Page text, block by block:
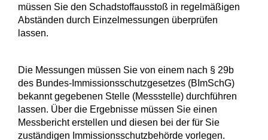
müssen Sie den Schadstoffausstoß in regelmäßigen
Abständen durch Einzelmessungen überprüfen
lassen.
Die Messungen müssen Sie von einem nach § 29b
des Bundes-Immissionsschutzgesetzes (BImSchG)
bekannt gegebenen Stelle (Messstelle) durchführen
lassen. Über die Ergebnisse müssen Sie einen
Messbericht erstellen und diesen bei der für Sie
zuständigen Immissionsschutzbehörde vorlegen.